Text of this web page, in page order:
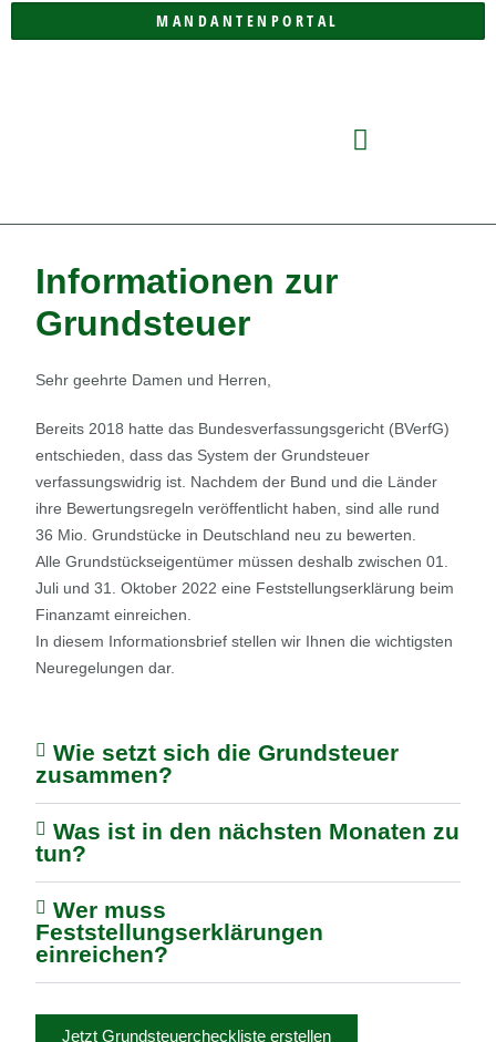
MANDANTENPORTAL
Informationen zur
Grundsteuer
Sehr geehrte Damen und Herren,
Bereits 2018 hatte das Bundesverfassungsgericht (BVerfG)
entschieden, dass das System der Grundsteuer
verfassungswidrig ist. Nachdem der Bund und die Länder
ihre Bewertungsregeln veröffentlicht haben, sind alle rund
36 Mio. Grundstücke in Deutschland neu zu bewerten.
Alle Grundstückseigentümer müssen deshalb zwischen 01.
Juli und 31. Oktober 2022 eine Feststellungserklärung beim
Finanzamt einreichen.
In diesem Informationsbrief stellen wir Ihnen die wichtigsten
Neuregelungen dar.
Wie setzt sich die Grundsteuer
zusammen?
Was ist in den nächsten Monaten zu
tun?
Wer muss
Feststellungserklärungen
einreichen?
Jetzt Grundsteuercheckliste erstellen